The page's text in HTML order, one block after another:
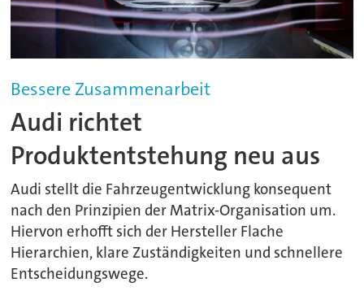
Bessere Zusammenarbeit
Audi richtet
Produktentstehung neu aus
Audi stellt die Fahrzeugentwicklung konsequent
nach den Prinzipien der Matrix-Organisation um.
Hiervon erhofft sich der Hersteller Flache
Hierarchien, klare Zuständigkeiten und schnellere
Entscheidungswege.